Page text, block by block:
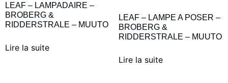
LEAF – LAMPADAIRE –
BROBERG &
RIDDERSTRALE – MUUTO
Lire la suite
LEAF – LAMPE A POSER –
BROBERG &
RIDDERSTRALE – MUUTO
Lire la suite